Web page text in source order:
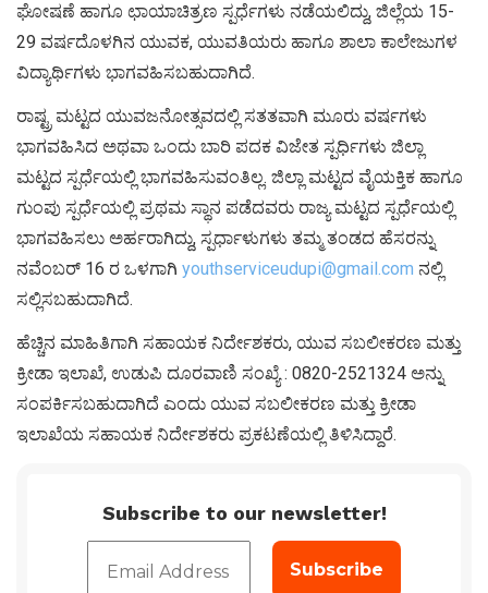
ಘೋಷಣೆ ಹಾಗೂ ಛಾಯಾಚಿತ್ರಣ ಸ್ಪರ್ಧೆಗಳು ನಡೆಯಲಿದ್ದು, ಜಿಲ್ಲೆಯ 15-
29 ವರ್ಷದೊಳಗಿನ ಯುವಕ, ಯುವತಿಯರು ಹಾಗೂ ಶಾಲಾ ಕಾಲೇಜುಗಳ
ವಿದ್ಯಾರ್ಥಿಗಳು ಭಾಗವಹಿಸಬಹುದಾಗಿದೆ.
ರಾಷ್ಟ್ರ ಮಟ್ಟದ ಯುವಜನೋತ್ಸವದಲ್ಲಿ ಸತತವಾಗಿ ಮೂರು ವರ್ಷಗಳು
ಭಾಗವಹಿಸಿದ ಅಥವಾ ಒಂದು ಬಾರಿ ಪದಕ ವಿಜೇತ ಸ್ಪರ್ಧಿಗಳು ಜಿಲ್ಲಾ
ಮಟ್ಟದ ಸ್ಪರ್ಧೆಯಲ್ಲಿ ಭಾಗವಹಿಸುವಂತಿಲ್ಲ. ಜಿಲ್ಲಾ ಮಟ್ಟದ ವೈಯಕ್ತಿಕ ಹಾಗೂ
ಗುಂಪು ಸ್ಪರ್ಧೆಯಲ್ಲಿ ಪ್ರಥಮ ಸ್ಥಾನ ಪಡೆದವರು ರಾಜ್ಯ ಮಟ್ಟದ ಸ್ಪರ್ಧೆಯಲ್ಲಿ
ಭಾಗವಹಿಸಲು ಅರ್ಹರಾಗಿದ್ದು, ಸ್ಪರ್ಧಾಳುಗಳು ತಮ್ಮ ತಂಡದ ಹೆಸರನ್ನು
ನವೆಂಬರ್ 16 ರ ಒಳಗಾಗಿ youthserviceudupi@gmail.com ನಲ್ಲಿ
ಸಲ್ಲಿಸಬಹುದಾಗಿದೆ.
ಹೆಚ್ಚಿನ ಮಾಹಿತಿಗಾಗಿ ಸಹಾಯಕ ನಿರ್ದೇಶಕರು, ಯುವ ಸಬಲೀಕರಣ ಮತ್ತು
ಕ್ರೀಡಾ ಇಲಾಖೆ, ಉಡುಪಿ ದೂರವಾಣಿ ಸಂಖ್ಯೆ : 0820-2521324 ಅನ್ನು
ಸಂಪರ್ಕಿಸಬಹುದಾಗಿದೆ ಎಂದು ಯುವ ಸಬಲೀಕರಣ ಮತ್ತು ಕ್ರೀಡಾ
ಇಲಾಖೆಯ ಸಹಾಯಕ ನಿರ್ದೇಶಕರು ಪ್ರಕಟಣೆಯಲ್ಲಿ ತಿಳಿಸಿದ್ದಾರೆ.
Subscribe to our newsletter!